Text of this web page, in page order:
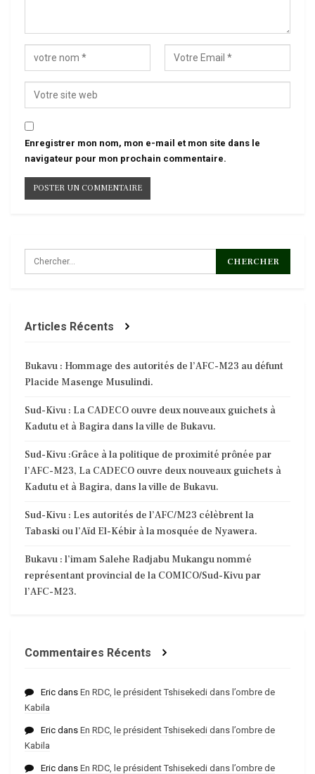
Enregistrer mon nom, mon e-mail et mon site dans le
navigateur pour mon prochain commentaire.
Articles Récents
Bukavu : Hommage des autorités de l’AFC-M23 au défunt
Placide Masenge Musulindi.
Sud-Kivu : La CADECO ouvre deux nouveaux guichets à
Kadutu et à Bagira dans la ville de Bukavu.
Sud-Kivu :Grâce à la politique de proximité prônée par
l’AFC-M23, La CADECO ouvre deux nouveaux guichets à
Kadutu et à Bagira, dans la ville de Bukavu.
Sud-Kivu : Les autorités de l’AFC/M23 célèbrent la
Tabaski ou l’Aïd El-Kébir à la mosquée de Nyawera.
Bukavu : l’imam Salehe Radjabu Mukangu nommé
représentant provincial de la COMICO/Sud-Kivu par
l’AFC-M23.
Commentaires Récents
Eric dans En RDC, le président Tshisekedi dans l’ombre de
Kabila
Eric dans En RDC, le président Tshisekedi dans l’ombre de
Kabila
Eric dans En RDC, le président Tshisekedi dans l’ombre de